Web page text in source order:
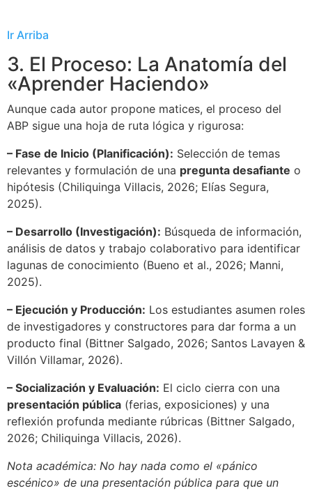
Ir Arriba
3. El Proceso: La Anatomía del
«Aprender Haciendo»
Aunque cada autor propone matices, el proceso del
ABP sigue una hoja de ruta lógica y rigurosa:
– Fase de Inicio (Planificación): Selección de temas
relevantes y formulación de una pregunta desafiante o
hipótesis (Chiliquinga Villacis, 2026; Elías Segura,
2025).
– Desarrollo (Investigación): Búsqueda de información,
análisis de datos y trabajo colaborativo para identificar
lagunas de conocimiento (Bueno et al., 2026; Manni,
2025).
– Ejecución y Producción: Los estudiantes asumen roles
de investigadores y constructores para dar forma a un
producto final (Bittner Salgado, 2026; Santos Lavayen &
Villón Villamar, 2026).
– Socialización y Evaluación: El ciclo cierra con una
presentación pública (ferias, exposiciones) y una
reflexión profunda mediante rúbricas (Bittner Salgado,
2026; Chiliquinga Villacis, 2026).
Nota académica: No hay nada como el «pánico
escénico» de una presentación pública para que un